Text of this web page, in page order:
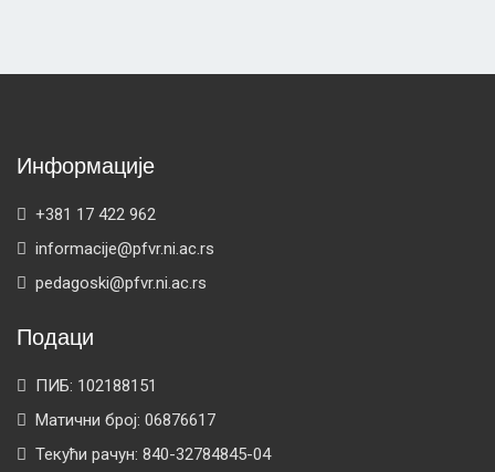
Информације
+381 17 422 962
informacije@pfvr.ni.ac.rs
pedagoski@pfvr.ni.ac.rs
Подаци
ПИБ: 102188151
Матични број: 06876617
Текући рачун: 840-32784845-04